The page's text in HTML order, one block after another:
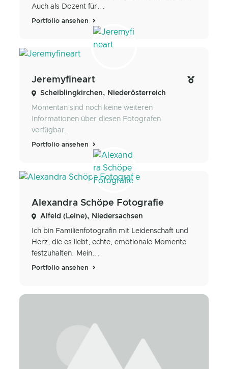
Auch als Dozent für...
Portfolio ansehen
Jeremyfineart
Scheiblingkirchen, Niederösterreich
Momentan sind noch keine weiteren
Informationen über diesen Fotografen
verfügbar.
Portfolio ansehen
Alexandra Schöpe Fotografie
Alfeld (Leine), Niedersachsen
Ich bin Familienfotografin mit Leidenschaft und
Herz, die es liebt, echte, emotionale Momente
festzuhalten. Mein...
Portfolio ansehen